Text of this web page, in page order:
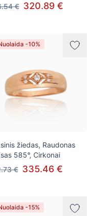
€ 320.89 €
-10%
žiedas, Raudonas
585°, Cirkonai
€ 335.46 €
-15%